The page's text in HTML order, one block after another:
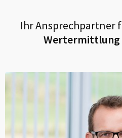
Ihr Ansprechpartner